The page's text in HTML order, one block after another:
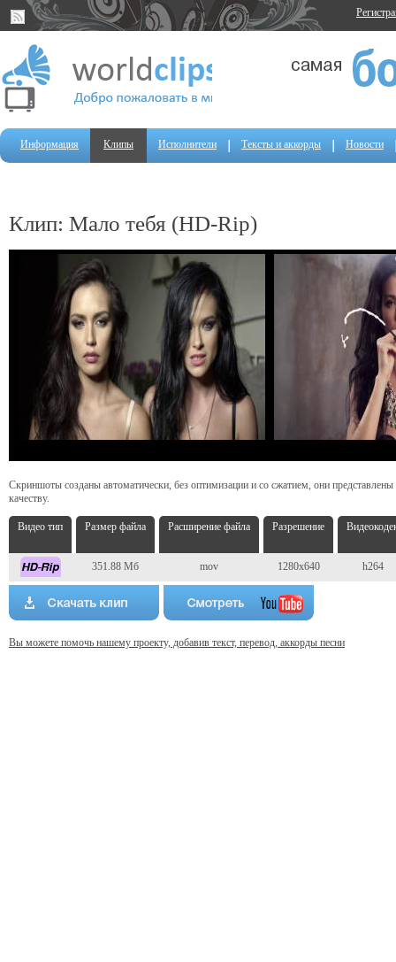
Информация Клипы Исполнители Тексты и аккорды Новости
Клип: Мало тебя (HD-Rip)
Скриншоты созданы автоматически, без оптимизации и со сжатием, они
качеству.
Видео тип Размер файла Расширение файла Разрешение
351.88 Мб mov 1280x640 h264
Вы можете помочь нашему проекту, добавив текст, перевод, аккорды песни